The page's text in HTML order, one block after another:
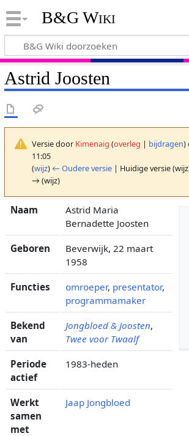
B&G Wiki
Astrid Joosten
Versie door Kimenaig (overleg | bijdragen)
11:05
(wijz) ← Oudere versie| Huidige versie
→ (wijz)
Naam
Astrid Maria
Bernadette Joosten
Geboren
Beverwijk, 22 maart
1958
Functies omroeper, presentator,
programmamaker
Bekend
van
Jongbloed & Joosten,
Twee voor Twaalf
Periode
actief
1983-heden
Werkt
samen
met
Jaap Jongbloed